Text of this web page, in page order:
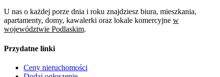
U nas o każdej porze dnia i roku znajdziesz biura, mieszkania,
apartamenty, domy, kawalerki oraz lokale komercyjne w
województwie Podlaskim.
Przydatne linki
Ceny nieruchomości